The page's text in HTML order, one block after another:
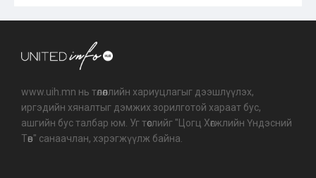
www.uih.mn нь төлөөллийн хариуцлагыг дээшлүүлэх,
иргэдийн хяналтыг дэмжих зорилготой хараат бус,
ашгийн бус талбар юм. Уг төслийг "Цогц Хөгжлийн Үндэсний
Төв" санаачлан, хэрэгжүүлж байна.